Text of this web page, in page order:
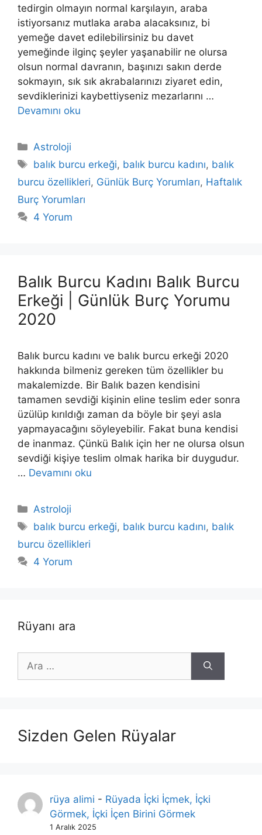
tedirgin olmayın normal karşılayın, araba
istiyorsanız mutlaka araba alacaksınız, bi
yemeğe davet edilebilirsiniz bu davet
yemeğinde ilginç şeyler yaşanabilir ne olursa
olsun normal davranın, başınızı sakın derde
sokmayın, sık sık akrabalarınızı ziyaret edin,
sevdiklerinizi kaybettiyseniz mezarlarını …
Devamını oku
Kategoriler
Astroloji
Etiketler
balık burcu erkeği, balık burcu kadını, balık
burcu özellikleri, Günlük Burç Yorumları, Haftalık
Burç Yorumları
4 Yorum
Balık Burcu Kadını Balık Burcu
Erkeği | Günlük Burç Yorumu
2020
Balık burcu kadını ve balık burcu erkeği 2020
hakkında bilmeniz gereken tüm özellikler bu
makalemizde. Bir Balık bazen kendisini
tamamen sevdiği kişinin eline teslim eder sonra
üzülüp kırıldığı zaman da böyle bir şeyi asla
yapmayacağını söyleyebilir. Fakat buna kendisi
de inanmaz. Çünkü Balık için her ne olursa olsun
sevdiği kişiye teslim olmak harika bir duygudur.
… Devamını oku
Kategoriler
Astroloji
Etiketler
balık burcu erkeği, balık burcu kadını, balık
burcu özellikleri
4 Yorum
Rüyanı ara
ara
Sizden Gelen Rüyalar
rüya alimi - Rüyada İçki İçmek, İçki
Görmek, İçki İçen Birini Görmek
1 Aralık 2025